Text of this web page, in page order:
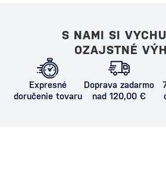
S NAMI SI
OZAJSTNÉ
Expresné
doručenie tovaru
Doprava zadarmo
nad 120,00 €